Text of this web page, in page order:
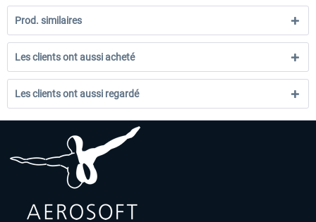
Prod. similaires
Les clients ont aussi acheté
Les clients ont aussi regardé